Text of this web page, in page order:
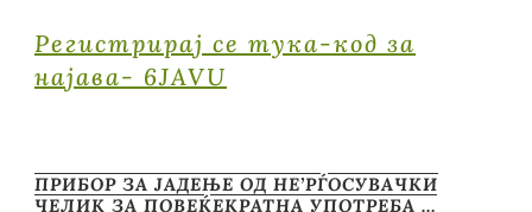
Регистрирај се тука-код за
најава- 6JAVU
ПРИБОР ЗА ЈАДЕЊЕ ОД НЕ’РЃОСУВАЧКИ
ЧЕЛИК ЗА ПОВЕЌЕКРАТНА УПОТРЕБА …